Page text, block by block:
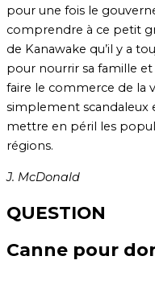
pour une fois le
comprendre à ce petit
de Kanawake qu’il y a
pour nourrir sa famille et
faire le commerce de la
simplement scandaleux
mettre en péril les
régions.
J. McDonald
QUESTION
Canne pour